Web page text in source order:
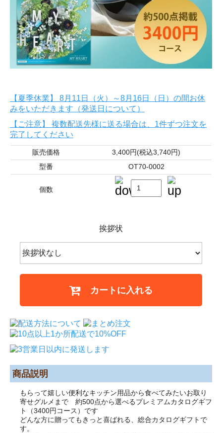
【夏季休業】 8月11日（火）～8月16日（日）の間お休
みをいただきます（発送日について）
【ご注意】 複数配送先様に送る場合は、1件ずつ注文を
完了してください
販売価格
3,400円(税込3,740円)
型番
OT70-0002
個数
挨拶状
カートに入れる
商品説明
もらって嬉しい便利なキッチン用品から食べてみたいお取り
寄せグルメまで 約500点から選べるプレミアムカタログギフ
ト（3400円コース）です
どんな方に贈ってもきっと喜ばれる、総合カタログギフトで
す。